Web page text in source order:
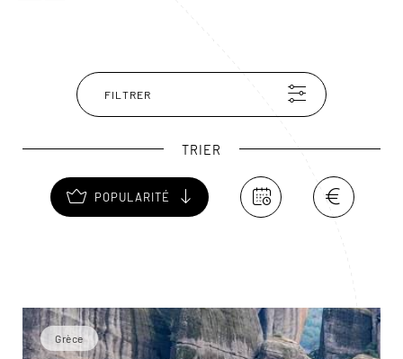
vallée du Pénée. Construits à partir du XIV siècle pour
offrir aux moines orthodoxes un refuge inaccessible, ils
forment aujourd'hui, avec leurs étonnants pitons de
FILTRER
TRIER
POPULARITÉ
Grèce